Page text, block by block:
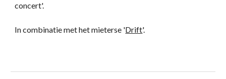
concert'.
In combinatie met het mieterse 'Drift'.